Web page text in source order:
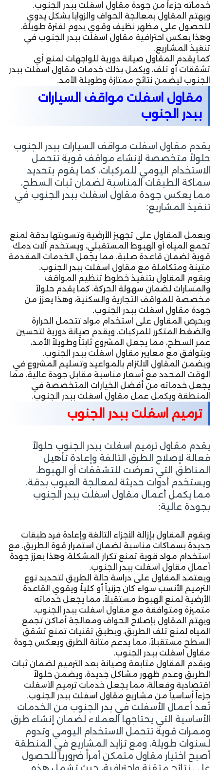
خدماته جزءاً من جودة مقاول اسفلت ببدر الجنوب.
ويهتم المقاول بمعالجة الحواف والزوايا بشكل يدوي
للحصول على مظهر نظيف وقوي يدوم لفترة طويلة،
وهذا يعكس احترافية مقاول اسفلت ببدر الجنوب في
تنفيذ المشاريع.
كما يقدم المقاول صيانة دورية للواجهات لمنع أي
تشققات أو تلف، ويكمل بذلك خدمات مقاول اسفلت ببدر
الجنوب ليضمن نتائج ممتازة وطويلة الأمد.
مقاول اسفلت مواقف السيارات
ببدر الجنوب
يقدم مقاول اسفلت مواقف السيارات ببدر الجنوب
حلولاً متخصصة لإنشاء مواقف قوية تتحمل
الاستخدام اليومي للمركبات، كما يقوم بتحديد
سماكة الطبقات المناسبة لضمان ثبات السطح،
مما يعكس جودة مقاول اسفلت ببدر الجنوب في
تنفيذ المشاريع:
ويعمل المقاول على تجهيز الأرضية وتسويتها بدقة لمنع
تجمع المياه أو الهبوط المستقبلي، ويستخدم آلات دمك
قوية لضمان قاعدة صلبة، مما يجعل الخدمات المقدمة
متينة ومتكاملة مع مقاول اسفلت ببدر الجنوب.
ويقوم المقاول بتنفيذ خطوط تنظيم المواقف
والمسارات لضمان سهولة الحركة، كما يقدم حلولاً
مخصصة للمواقف التجارية والسكنية، وهذا يعزز من
جودة مقاول اسفلت ببدر الجنوب.
ويحرص المقاول على استخدام مواد تتحمل الحرارة
والضغط المتكرر للمركبات، ويقدم صيانة دورية لتحسين
عمر السطح، مما يجعل المشروع ثابتاً وطويلاً الأمد،
ويتوافق مع معايير مقاول اسفلت ببدر الجنوب.
ويضمن المقاول الالتزام بالمواعيد وتسليم المشروع في
الوقت المحدد مع أسعار مناسبة مقابل جودة عالية، مما
يجعل خدماته من أفضل الخيارات المتخصصة في
المنطقة ويكمل عمل مقاول اسفلت ببدر الجنوب.
ترميم اسفلت ببدر الجنوب
يقدم مقاول ترميم اسفلت ببدر الجنوب حلولاً
فعالة لإصلاح الطرق التالفة وإعادة تأهيل
المناطق التي تعرضت للتشققات أو الهبوط،
ويستخدم أدوات حديثة لمعالجة العيوب بدقة،
مما يكمل أعمال مقاول اسفلت ببدر الجنوب
بجودة عالية:
ويقوم المقاول بإزالة الأجزاء التالفة وإعادة فرد طبقات
جديدة بسماكات مناسبة لضمان استمرار قوة الطريق، مع
استخدام مواد قوية تمنع تكرار المشكلة، وهذا يعزز جودة
أعمال مقاول اسفلت ببدر الجنوب.
ويعتمد المقاول على دراسة حالة الطريق لتحديد نوع
الترميم الأنسب سواء كان جزئياً أو كلياً، ويقوي القاعدة
الأرضية لمنع الهبوط مستقبلاً، مما يجعل خدماته
متميزة ومتوافقة مع مقاول اسفلت ببدر الجنوب.
ويهتم المقاول بإصلاح الحواف ومعالجة أماكن تجمع
المياه لمنع تلف الطريق، ويطبق تقنيات تمنع تشقق
السطح مستقبلاً، مما يدعم متانة الطرق ويعكس جودة
مقاول اسفلت ببدر الجنوب.
ويقدم المقاول متابعة وصيانة بعد الترميم لضمان ثبات
الطريق وعدم ظهور مشاكل جديدة، ويضمن حلولاً
اقتصادية وفعالة، مما يجعل خدمات ترميم الأسفلت
جزءاً أساسياً من مشاريع مقاول اسفلت ببدر الجنوب.
تُعد أعمال الأسفلت في بدر الجنوب من الخدمات
الأساسية التي يحتاجها العملاء لضمان إنشاء طرق
وممرات قوية تتحمل الاستخدام اليومي وتدوم
لسنوات طويلة، ومع تزايد المشاريع في المنطقة
أصبح اختيار مقاول متمكن أمراً ضرورياً للحصول
على نتائج متقنة واحترافية، حيث تشمل هذه